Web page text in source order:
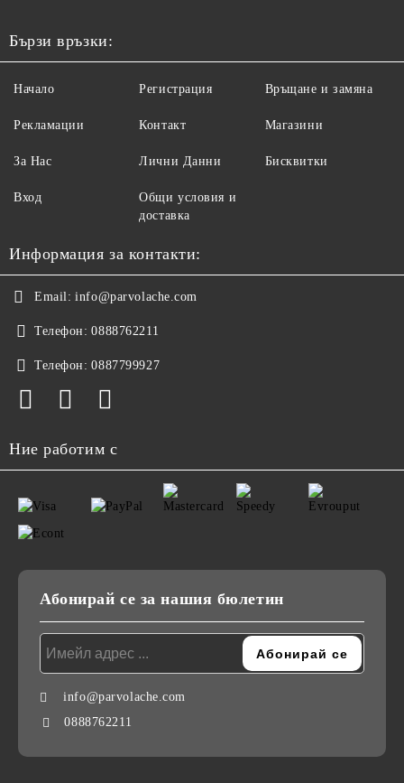
Бързи връзки:
Начало
Рекламации
За Нас
Вход
Регистрация
Контакт
Лични Данни
Общи условия и
доставка
Връщане и замяна
Магазини
Бисквитки
Информация за контакти:
Email: info@parvolache.com
Телефон: 0888762211
Телефон: 0887799927
Ние работим с
Абонирай се за нашия бюлетин
info@parvolache.com
0888762211